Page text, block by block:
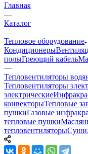
Главная
—
Каталог
—
Тепловое оборудование
Кондиционеры
полыГреющий кабель
—
Тепловентиляторы
Тепловентиляторы
электрические
конвекторыТепловые
пушкиГазовые
тепловые пушки
тепловентиляторы